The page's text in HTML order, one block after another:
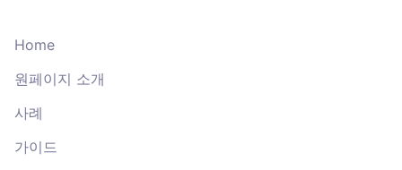
Home
원페이지 소개
사례
가이드